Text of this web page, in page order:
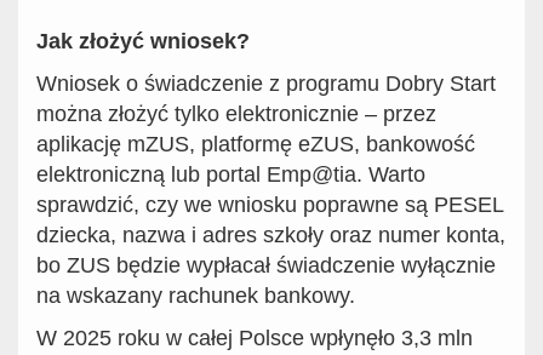
Jak złożyć wniosek?
Wniosek o świadczenie z programu Dobry Start
można złożyć tylko elektronicznie – przez
aplikację mZUS, platformę eZUS, bankowość
elektroniczną lub portal Emp@tia. Warto
sprawdzić, czy we wniosku poprawne są PESEL
dziecka, nazwa i adres szkoły oraz numer konta,
bo ZUS będzie wypłacał świadczenie wyłącznie
na wskazany rachunek bankowy.
W 2025 roku w całej Polsce wpłynęło 3,3 mln